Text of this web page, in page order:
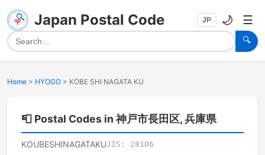
Japan Postal Code
🔍
JP 🌙 ☰
Home > HYOGO > KOBE SHI NAGATA KU
📮 Postal Codes in 神戸市長田区, 兵庫県
KOUBESHINAGATAKUJIS: 28106